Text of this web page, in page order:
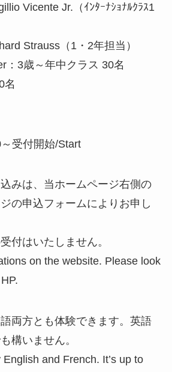
Vicente Jr.（ｲﾝﾀｰﾅｼｮﾅﾙｸﾗｽ1
Strauss（1・2年担当）
：3歳～年中クラス 30名
名
受付開始/Start
みは、当ホームページ右側の
の申込フォームによりお申し
付はいたしません。
on the website. Please look
両方とも体験できます。英語
構いません。
and French. It’s up to